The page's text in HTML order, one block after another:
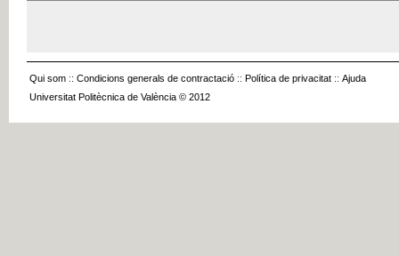
Qui som :: Condicions generals de contractació :: Política de privacitat :: Ajuda
Universitat Politècnica de València © 2012